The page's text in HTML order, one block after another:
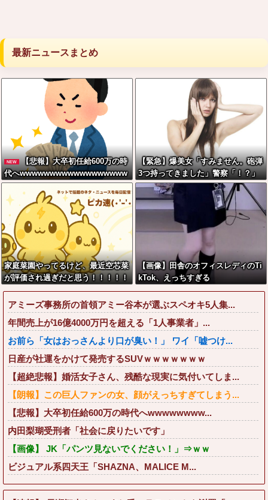
最新ニュースまとめ
NEW
【悲報】大卒初任給600万の時
代へwwwwwwwwwwwwwwwwww
w
【緊急】爆美女「すみません。砲弾
3つ持ってきました」警察「！？」
自衛隊「！？」→結果w w w w w w
w w
家庭菜園やってるけど、最近空芯菜
が評価され過ぎだと思う！！！！！
【画像】田舎のオフィスレディのTi
kTok、えっちすぎる
アミーズ事務所の首領アミー谷本が選ぶスペオキ5人集...
年間売上が16億4000万円を超える「1人事業者」...
お前ら「女はおっさんより口が臭い！」 ワイ「嘘つけ...
日産が社運をかけて発売するSUVｗｗｗｗｗｗｗ
【超絶悲報】婚活女子さん、残酷な現実に気付いてしま...
【朗報】この巨人ファンの女、顔がえっちすぎてしまう...
【悲報】大卒初任給600万の時代へwwwwwwww...
内田梨瑚受刑者「社会に戻りたいです」
【画像】 JK「パンツ見ないでください！」⇒ｗｗ
ビジュアル系四天王「SHAZNA、MALICE M...